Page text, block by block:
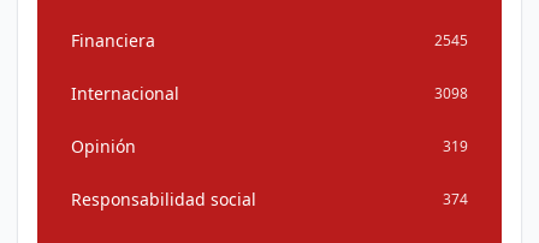
Financiera 2545
Internacional 3098
Opinión 319
Responsabilidad social 374